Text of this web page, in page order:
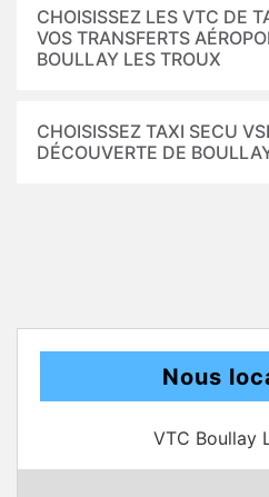
CHOISISSEZ LES VTC DE
VOS TRANSFERTS
BOULLAY LES TROUX
CHOISISSEZ TAXI SECU
DÉCOUVERTE DE
Nous
VTC Boullay